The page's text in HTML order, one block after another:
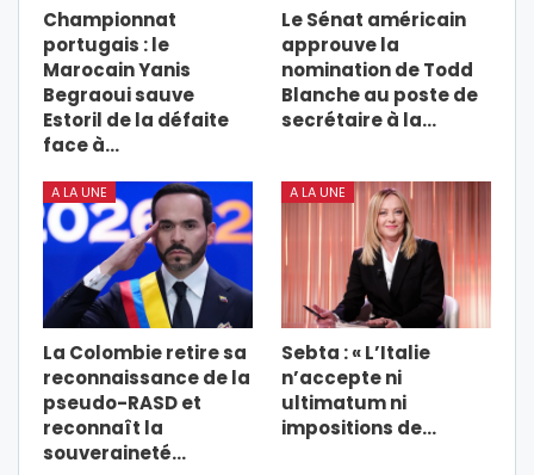
Championnat
portugais : le
Marocain Yanis
Begraoui sauve
Estoril de la défaite
face à…
Le Sénat américain
approuve la
nomination de Todd
Blanche au poste de
secrétaire à la…
A LA UNE
La Colombie retire sa
reconnaissance de la
pseudo-RASD et
reconnaît la
souveraineté…
A LA UNE
Sebta : « L’Italie
n’accepte ni
ultimatum ni
impositions de…